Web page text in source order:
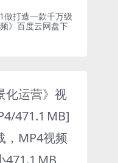
1做打造一款千万级
》百度云网盘下
化运营》视
471.1 MB]
，MP4视频
MB。